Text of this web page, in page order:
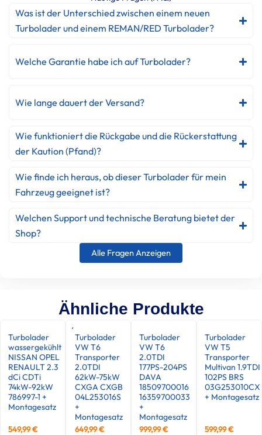
Was ist der Unterschied zwischen einem neuen
Turbolader und einem REMAN/RED Turbolader?
Welche Garantie habe ich auf Turbolader?
Wie lange dauert der Versand?
Wie funktioniert die Rückgabe und die Rückerstattung
der Kaution (Pfand)?
Wie finde ich heraus, ob dieser Turbolader für mein
Fahrzeug geeignet ist?
Welchen Support und technische Beratung bietet der
Shop?
Alle Fragen Anzeigen
Ähnliche Produkte
Turbolader
wassergekühlt
NISSAN OPEL
RENAULT 2.3
dCi CDTi
74kW-92kW
786997-1 +
Montagesatz
549,99€
Turbolader
VW T6
Transporter
2.0TDI
62kW-75kW
CXGA CXGB
04L253016S
+
Montagesatz
649,99€
Turbolader
VW T6
2.0TDI
177PS-204PS
DAVA
18509700016
16359700033
+
Montagesatz
999,99€
Turbolader
VW T5
Transporter
Multivan 1.9TDI
102PS BRS
03G253010CX
+ Montagesatz
599,99€